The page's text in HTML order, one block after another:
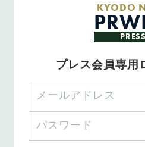
KYODO
PRESS
プレス会員専用